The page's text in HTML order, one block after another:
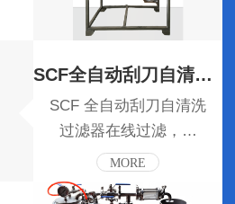
SCF全自动刮刀自清洗过滤器
SCF 全自动刮刀自清洗
过滤器在线过滤，…
MORE